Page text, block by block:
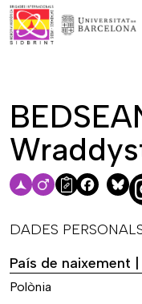
DADES
País de naixement
Polònia